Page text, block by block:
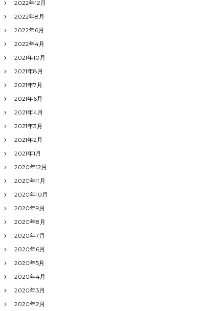
2022年12月
2022年8月
2022年6月
2022年4月
2021年10月
2021年8月
2021年7月
2021年6月
2021年4月
2021年3月
2021年2月
2021年1月
2020年12月
2020年11月
2020年10月
2020年9月
2020年8月
2020年7月
2020年6月
2020年5月
2020年4月
2020年3月
2020年2月